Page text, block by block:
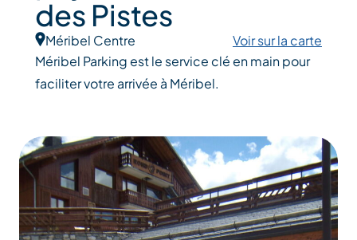
des Pistes
Méribel Centre
Voir sur la carte
Méribel Parking est le service clé en main pour
faciliter votre arrivée à Méribel.